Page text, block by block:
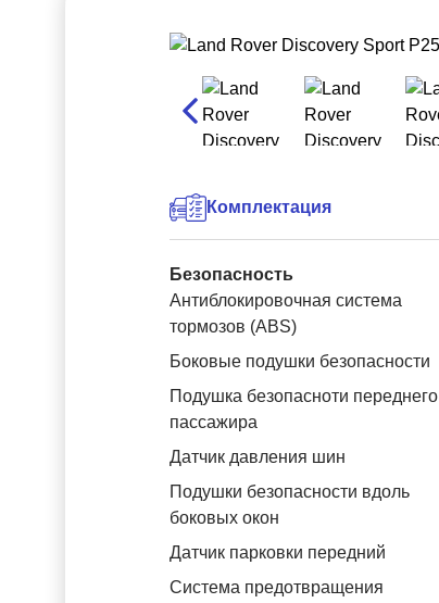
Комплектация
Безопасность
Антиблокировочная система
тормозов (ABS)
Боковые подушки безопасности
Подушка безопасноти переднего
пассажира
Датчик давления шин
Подушки безопасности вдоль
боковых окон
Датчик парковки передний
Система предотвращения